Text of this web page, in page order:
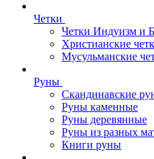
Четки
Четки Индуизм и
Христианские
Мусульманские
Руны
Скандинавские
Руны каменные
Руны деревянные
Руны из разных
Книги руны